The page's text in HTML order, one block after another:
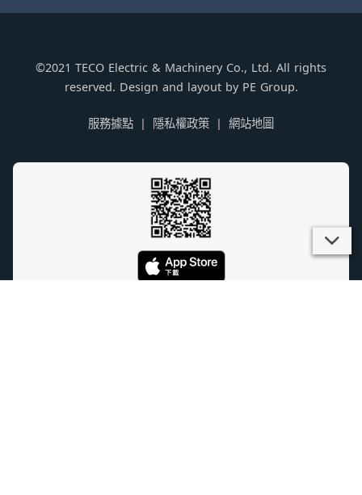
©2021 TECO Electric & Machinery Co., Ltd. All rights
reserved. Design and layout by PE Group.
服務據點 隱私權政策 網站地圖